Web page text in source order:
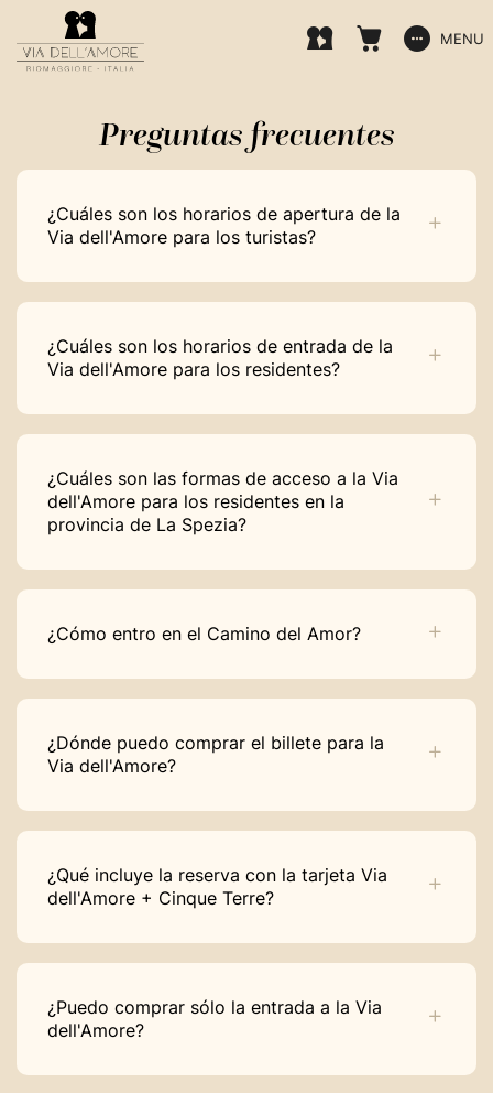
MENU
Preguntas frecuentes
¿Cuáles son los horarios de apertura de la
Via dell'Amore para los turistas?
¿Cuáles son los horarios de entrada de la
Via dell'Amore para los residentes?
¿Cuáles son las formas de acceso a la Via
dell'Amore para los residentes en la
provincia de La Spezia?
¿Cómo entro en el Camino del Amor?
¿Dónde puedo comprar el billete para la
Via dell'Amore?
¿Qué incluye la reserva con la tarjeta Via
dell'Amore + Cinque Terre?
¿Puedo comprar sólo la entrada a la Via
dell'Amore?